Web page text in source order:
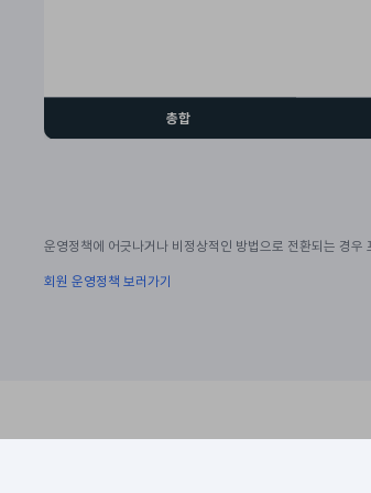
총합
운영정책에 어긋나거나 비정상적인 방법으로 전환되는 경
회원 운영정책 보러가기